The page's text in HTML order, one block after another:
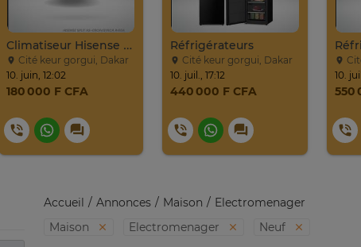
Climatiseur Hisense Split AS-09CR
Cité keur gorgui, Dakar
10. juin, 12:02
180 000 F CFA
Réfrigérateurs
Cité keur gorgui, Dakar
10. juil., 17:12
440 000 F CFA
10.
550
Accueil Annonces Maison
Electromenager
Maison
Electromenager Neuf